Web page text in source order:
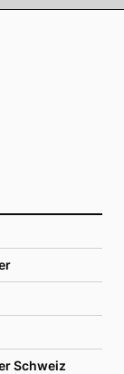
Schweiz